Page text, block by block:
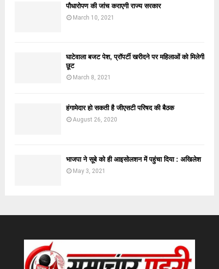
पौधारोपण की जांच कराएगी राज्य सरकार
March 10, 2021
घाटेवाला बजट पेश, प्रॉपर्टी खरीदने पर महिलाओं को मिलेगी
छूट
March 8, 2021
हंगामेदार हो सकती है जीएसटी परिषद की बैठक
August 26, 2020
भाजपा ने सूबे को ही आइसोलशन में पहुंचा दिया : अखिलेश
May 3, 2021